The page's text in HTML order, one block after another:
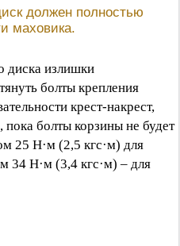
должен полностью
маховика.
диска излишки
болты крепления
крест-накрест,
болты корзины не будет
25 Н·м (2,5 кгс·м) для
34 Н·м (3,4 кгс·м) – для